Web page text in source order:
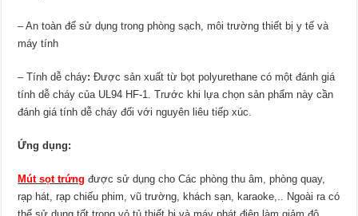
– An toàn để sử dụng trong phòng sạch, môi trường thiết bị y tế và
máy tính
– Tính dễ cháy:Được sản xuất từ bọt polyurethane có một đánh giá
tính dễ cháy của UL94 HF-1. Trước khi lựa chọn sản phẩm này cần
đánh giá tính dễ cháy đối với nguyên liêu tiếp xúc.
Ứng dụng:
Mút sọt trứng được sử dụng cho Các phòng thu âm, phòng quay,
rạp hát, rạp chiếu phim, vũ trường, khách sạn, karaoke,.. Ngoài ra có